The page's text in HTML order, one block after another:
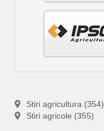
Stiri agricultura (354)
Stiri agricole (355)